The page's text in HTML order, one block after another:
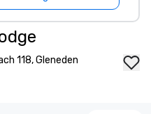
118, Gleneden